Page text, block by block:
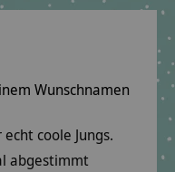
Wunschnamen
coole Jungs.
abgestimmt